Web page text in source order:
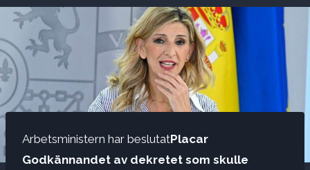
Arbetsministern har beslutatPlacar
Godkännandet av dekretet som skulle